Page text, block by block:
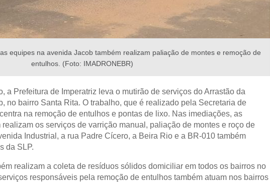
equipes na avenida Jacob também realizam paliação de montes e remoção de
entulhos. (Foto: IMADRONEBR)
a Prefeitura de Imperatriz leva o mutirão de serviços do Arrastão da
no bairro Santa Rita. O trabalho, que é realizado pela Secretaria de
na remoção de entulhos e pontas de lixo. Nas imediações, as
os serviços de varrição manual, paliação de montes e roço de
Industrial, a rua Padre Cícero, a Beira Rio e a BR-010 também
da SLP.
realizam a coleta de resíduos sólidos domiciliar em todos os bairros no
responsáveis pela remoção de entulhos também atuam nos bairros